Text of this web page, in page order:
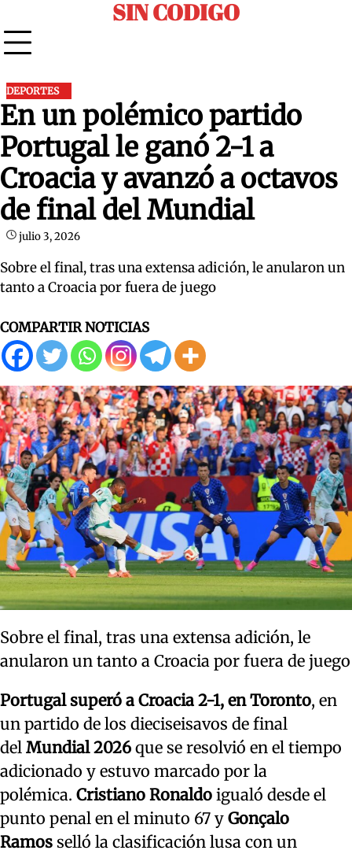
to
content
SIN CODIGO
DEPORTES
En un polémico partido
Portugal le ganó 2-1 a
Croacia y avanzó a octavos
de final del Mundial
julio 3, 2026
Sobre el final, tras una extensa adición, le anularon un
tanto a Croacia por fuera de juego
COMPARTIR NOTICIAS
Sobre el final, tras una extensa adición, le
anularon un tanto a Croacia por fuera de juego
Portugal superó a Croacia 2-1, en Toronto, en
un partido de los dieciseisavos de final
del Mundial 2026 que se resolvió en el tiempo
adicionado y estuvo marcado por la
polémica. Cristiano Ronaldo igualó desde el
punto penal en el minuto 67 y Gonçalo
Ramos selló la clasificación lusa con un